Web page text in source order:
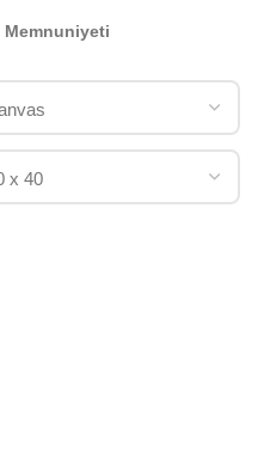
Memnuniyeti